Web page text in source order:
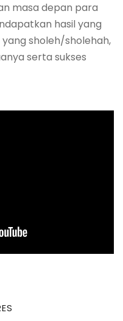
masa depan para
hasil yang
sholeh/sholehah,
serta sukses